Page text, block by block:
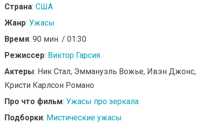
Страна: США
Жанр: Ужасы
Время: 90 мин. / 01:30
Режиссер: Виктор Гарсия
Актеры: Ник Стал, Эммануэль Вожье, Ивэн Джонс,
Кристи Карлсон Романо
Про что фильм: Ужасы про зеркала
Подборки: Мистические ужасы